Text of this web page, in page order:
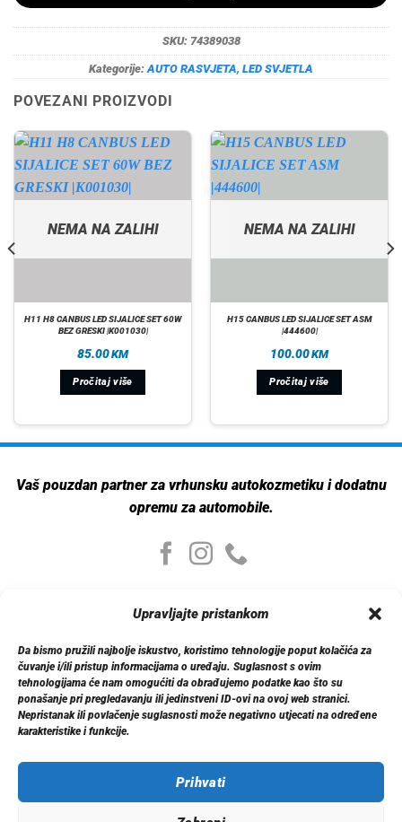
Upravljajte pristankom
Da bismo pružili najbolje iskustvo, koristimo tehnologije poput kolačića za
čuvanje i/ili pristup informacijama o uređaju. Suglasnost s ovim
tehnologijama će nam omogućiti da obrađujemo podatke kao što su
ponašanje pri pregledavanju ili jedinstveni ID-ovi na ovoj web stranici.
Nepristanak ili povlačenje suglasnosti može negativno utjecati na određene
karakteristike i funkcije.
Prihvati
SKU: 74389038
Kategorije: AUTO RASVJETA, LED SVJETLA
POVEZANI PROIZVODI
NEMA NA ZALIHI
H11 H8 CANBUS LED SIJALICE SET 60W
BEZ GRESKI |K001030|
85.00KM
Pročitaj više
NEMA NA ZALIHI
H15 CANBUS LED SIJALICE SET ASM
|444600|
100.00KM
Pročitaj više
Vaš pouzdan partner za vrhunsku autokozmetiku i dodatnu
opremu za automobile.
Moj nalog
Moj nalog
Moje narudžbe
Detalji računa
Log out
Informacije
Politika privatnosti